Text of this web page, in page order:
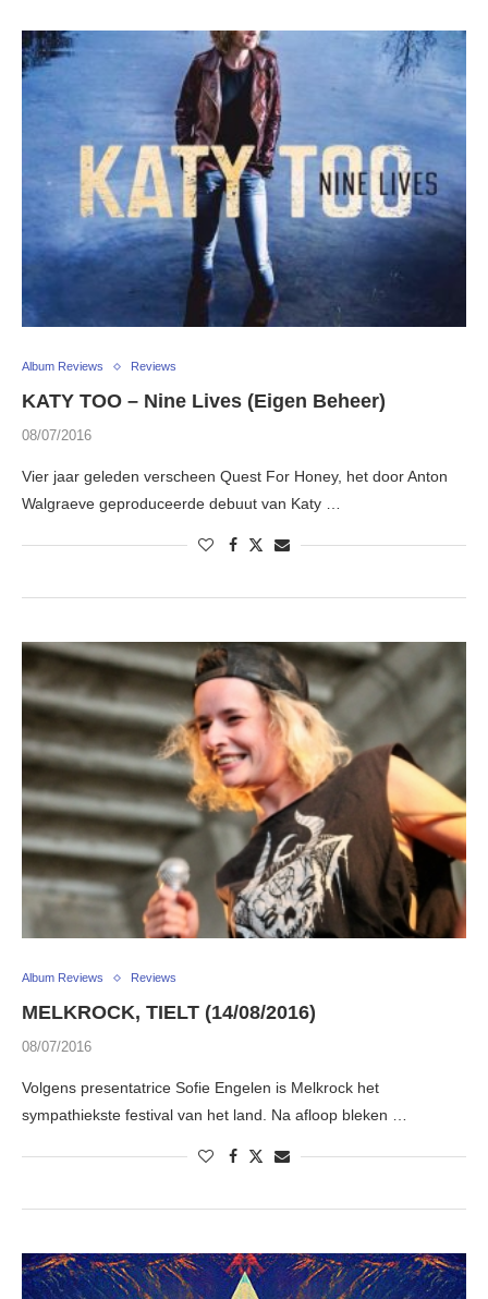
Album Reviews Reviews
KATY TOO – Nine Lives (Eigen Beheer)
08/07/2016
Vier jaar geleden verscheen Quest For Honey, het door Anton
Walgraeve geproduceerde debuut van Katy …
Album Reviews Reviews
MELKROCK, TIELT (14/08/2016)
08/07/2016
Volgens presentatrice Sofie Engelen is Melkrock het
sympathiekste festival van het land. Na afloop bleken …